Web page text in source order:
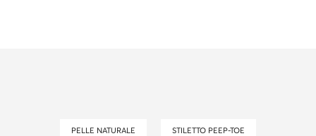
PELLE NATURALE STILETTO PEEP-TOE